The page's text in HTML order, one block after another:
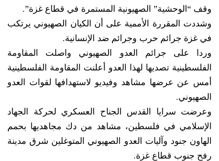
وقف “الوحشية” الصهيونية المستمرة في قطاع غزة”.
وشددت المقررة الأممية على أن الكيان الصهيوني يرتكب
في غزة جرائم حرب وجرائم ضد الإنسانية.
وردا على جرائم العدو الصهيوني واصلت المقاومة
الفلسطينية تصديها لهذا العدو أعلنت المقاومة الفلسطينية
أمس عن عرضها مشاهد وفيديو لاستهدافها لقوات العدو
الصهيوني.
وعرضت سرايا القدس الجناح العسكري لحركة الجهاد
الإسلامي في فلسطين، مشاهد من دك مجاهديها بحمم
الهاون جنود وآليات العدو الصهيوني المتوغلين شرق مدينة
رفح جنوب قطاع غزة.